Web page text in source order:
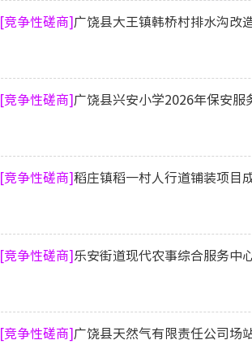
[竞争性磋商]广饶县大王镇韩桥村排水沟改
[竞争性磋商]广饶县兴安小学2026年保安
[竞争性磋商]稻庄镇稻一村人行道铺装项目
[竞争性磋商]乐安街道现代农事综合服务中
[竞争性磋商]广饶县天然气有限责任公司场